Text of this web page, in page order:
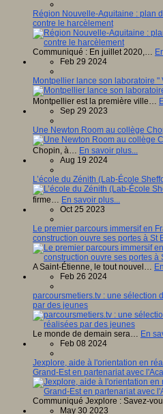
Région Nouvelle-Aquitaine : plan
contre le harcèlement
Communiqué : En juillet 2020,…
Feb 29 2024
Montpellier lance son laboratoire "
Montpellier est la première ville…
Sep 29 2023
Une Newton Room au collège
Chopin, à… En savoir plus...
Aug 19 2024
L’école du Zénith (Lab-École
firme… En savoir plus...
Oct 25 2023
Le premier parcours immersif en
construction ouvre ses portes à St
A Saint-Étienne, le tout nouvel…
Feb 26 2024
parcoursmetiers.tv : une sélection
par des jeunes
Le monde de demain sera… En
Feb 08 2024
Jexplore, aide à l'orientation en
Grand-Est en partenariat avec
Communiqué Jexplore : Savez-
May 30 2023